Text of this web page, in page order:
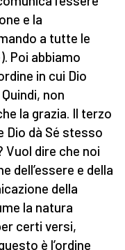
e la
a tutte le
Poi abbiamo
in cui Dio
non
la grazia. Il terzo
Dio dà Sé stesso
Vuol dire che noi
dell’essere e della
della
la natura
certi versi,
è l’ordine